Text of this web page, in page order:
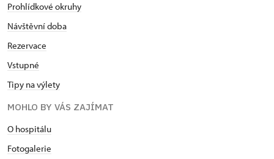
Prohlídkové okruhy
Návštěvní doba
Rezervace
Vstupné
Tipy na výlety
MOHLO BY VÁS ZAJÍMAT
O hospitálu
Fotogalerie